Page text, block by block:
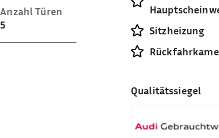
Anzahl Türen
5
Sitzheizung
Qualitätssiegel